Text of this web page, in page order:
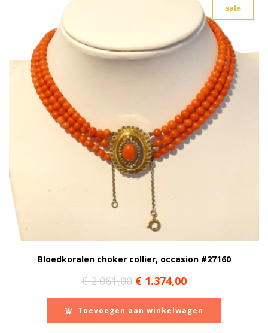
sale
Bloedkoralen choker collier, occasion #27160
€2.061,00 Oorspronkelijke
prijs
was:
€ 2.061,00.
€ 1.374,00Huidige
prijs
is:
€ 1.374,00.
Toevoegen aan winkelwagen